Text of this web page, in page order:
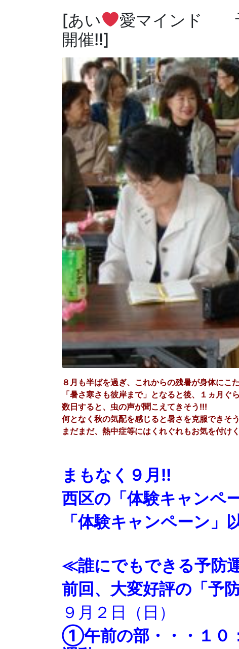
[あい
愛マインド 予
開催!!]
８月も半ばを過ぎ、これからの残暑が身体にこ
「暑さ寒さも彼岸まで」となると後、１ヵ月ぐ
数日すると、虫の声が聞こえてきそう!!!
何となく秋の気配を感じると暑さを克服できそう
まだまだ、熱中症等にはくれぐれもお気を付けく
まもなく９月!!
西区の「体験キャンペ
「体験キャンペーン
≪誰にでもできる予防
前回、大変好評の「予
９月２日（日）
①午前の部・・・１０